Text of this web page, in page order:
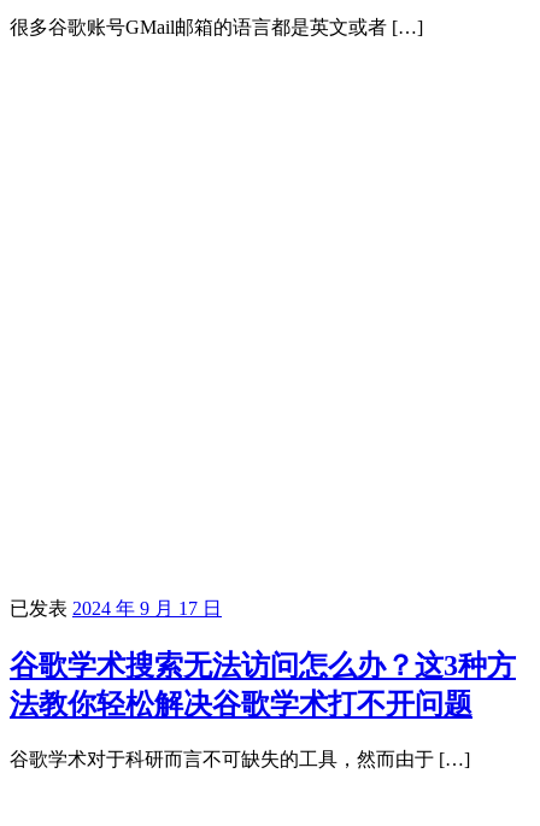
很多谷歌账号GMail邮箱的语言都是英文或者 […]
已发表 2024 年 9 月 17 日
谷歌学术搜索无法访问怎么办？这3种方
法教你轻松解决谷歌学术打不开问题
谷歌学术对于科研而言不可缺失的工具，然而由于 […]